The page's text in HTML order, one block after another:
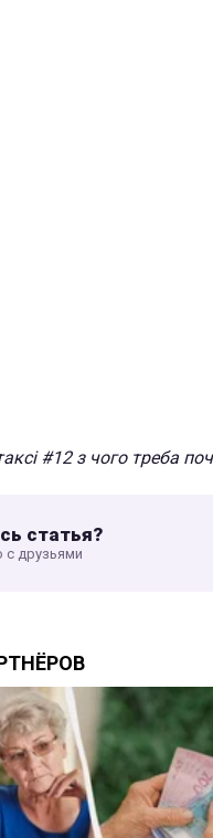
#12 з чого треба
статья?
с друзьями